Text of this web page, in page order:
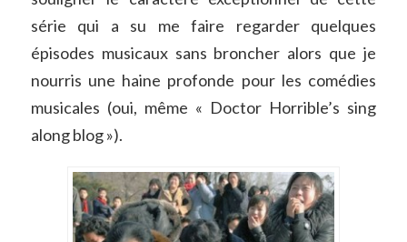
série qui a su me faire regarder quelques
épisodes musicaux sans broncher alors que je
nourris une haine profonde pour les comédies
musicales (oui, même « Doctor Horrible’s sing
along blog »).